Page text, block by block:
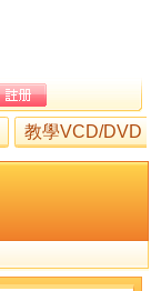
教學VCD/DVD